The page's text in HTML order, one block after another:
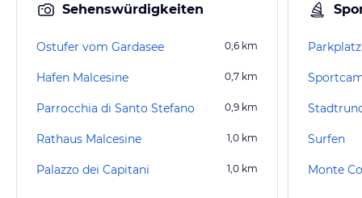
Sehenswürdigkeiten
Ostufer vom Gardasee 0,6 km
Hafen Malcesine 0,7 km
Parrocchia di Santo Stefano 0,9 km
Rathaus Malcesine 1,0 km
Palazzo dei Capitani 1,0 km
Surfen
Monte